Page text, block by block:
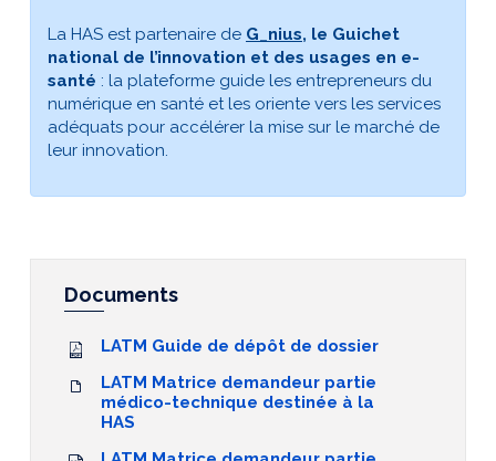
La HAS est partenaire de G_nius, le Guichet
national de l’innovation et des usages en e-
santé : la plateforme guide les entrepreneurs du
numérique en santé et les oriente vers les services
adéquats pour accélérer la mise sur le marché de
leur innovation.
Documents
LATM Guide de dépôt de dossier
LATM Matrice demandeur partie
médico-technique destinée à la
HAS